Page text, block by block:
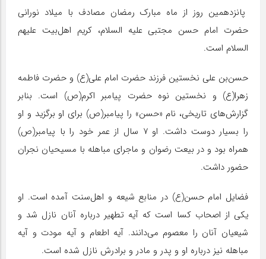
پانزدهمین روز از ماه مبارک رمضان مصادف با میلاد نورانی
حضرت امام حسن مجتبی علیه السلام، کریم اهل‌بیت علیهم
السلام است.
حسن‌بن علی نخستین فرزند حضرت امام علی(ع) و حضرت فاطمه
زهرا(ع) و نخستین نوه حضرت پیامبر اکرم(ص) است. بنابر
گزارش‌های تاریخی، نام «حسن» را پیامبر(ص) برای او برگزید و او
را بسیار دوست داشت. او ۷ سال از عمر خود را با پیامبر(ص)
همراه بود و در بیعت رضوان و ماجرای مباهله با مسیحیان نجران
حضور داشت.
فضایل امام حسن(ع) در منابع شیعه و اهل‌سنت آمده است. او
یکی از اصحاب کسا است که آیه تطهیر درباره آنان نازل شد و
شیعیان آنان را معصوم می‌دانند. آیه اطعام و آیه مودت و آیه
مباهله نیز درباره او و پدر و مادر و برادرش نازل شده است.